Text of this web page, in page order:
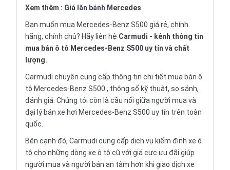
Xem thêm : Giá lăn bánh Mercedes
Bạn muốn mua Mercedes-Benz S500 giá rẻ, chính
hãng, chính chủ? Hãy liên hệ Carmudi - kênh thông tin
mua bán ô tô Mercedes-Benz S500 uy tín và chất
lượng.
Carmudi chuyên cung cấp thông tin chi tiết mua bán ô
tô Mercedes-Benz S500 , thông số kỹ thuật, so sánh,
đánh giá. Chúng tôi còn là cầu nối giữa người mua và
đại lý bán xe hơi Mercedes-Benz S500 uy tín trên toàn
quốc.
Bên cạnh đó, Carmudi cung cấp dịch vụ kiểm định xe ô
tô cho những dòng xe ô tô cũ với giá cực ưu đãi giúp
người mua và người bán an tâm hơn khi giao dịch xe